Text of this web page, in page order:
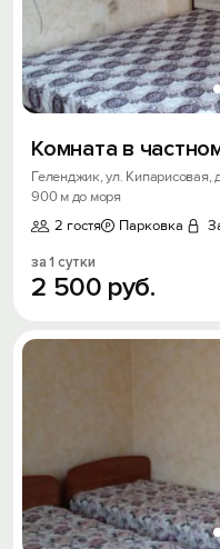
Комната в
Геленджик, ул. Кипарисовая,
900 м до моря
2 гостя
Парковка
за 1 сутки
2 500 руб.